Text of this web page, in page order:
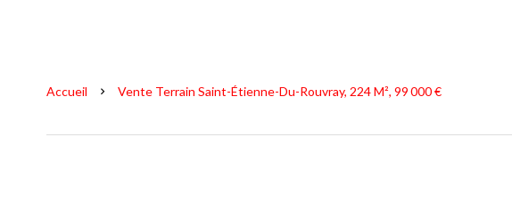
Accueil Vente Terrain Saint-Étienne-Du-Rouvray, 224 M², 99 000 €